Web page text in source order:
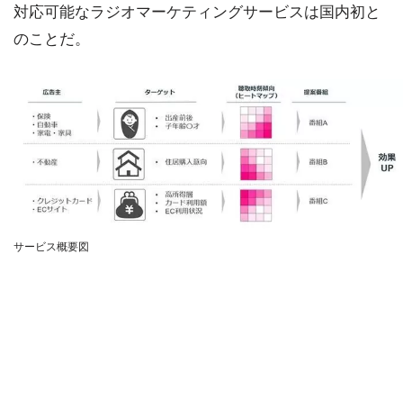
対応可能なラジオマーケティングサービスは国内初と
のことだ。
サービス概要図